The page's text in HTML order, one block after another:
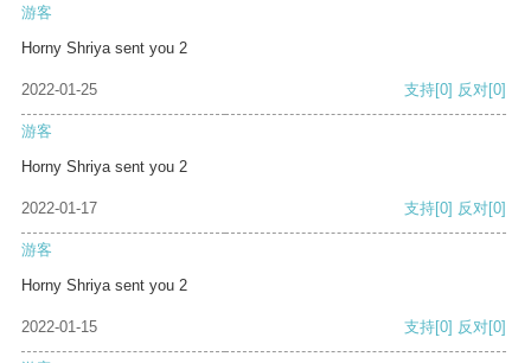
游客
Horny Shriya sent you 2
2022-01-25 支持[0] 反对[0]
游客
Horny Shriya sent you 2
2022-01-17 支持[0] 反对[0]
游客
Horny Shriya sent you 2
2022-01-15 支持[0] 反对[0]